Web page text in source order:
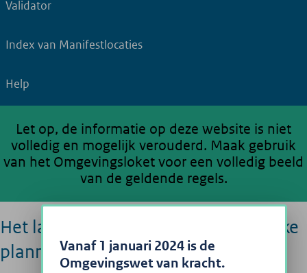
Validator
Index van Manifestlocaties
Help
Let op, de informatie op deze website is niet
volledig en mogelijk verouderd. Maak gebruik
van het Omgevingsloket voor een volledig beeld
van de geldende regels.
Het landelijke portaal voor ruimtelijke
plannenVanaf 1 januari 2024 is de
Omgevingswet van kracht.